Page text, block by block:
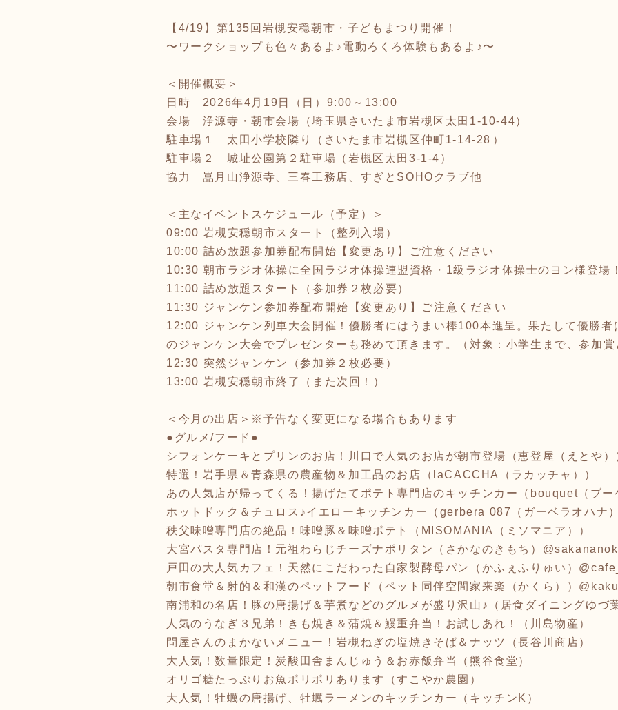
【4/19】第135回岩槻安穏朝市・子どもまつり開催！
〜ワークショップも色々あるよ♪電動ろくろ体験もあるよ♪〜
＜開催概要＞
日時 2026年4月19日（日）9:00～13:00
会場 浄源寺・朝市会場（埼玉県さいたま市岩槻区太田1-10-44）
駐車場１ 太田小学校隣り（さいたま市岩槻区仲町1-14-28⁡）
駐車場２ 城址公園第２駐車場（岩槻区太田3-1-4）
協力 嵓月山浄源寺、三春工務店、すぎとSOHOクラブ他
＜主なイベントスケジュール（予定）＞
09:00 岩槻安穏朝市スタート（整列入場）
10:00 詰め放題参加券配布開始【変更あり】ご注意ください
10:30 朝市ラジオ体操に全国ラジオ体操連盟資格・1級ラジオ体操士のヨン様登場
11:00 詰め放題スタート（参加券２枚必要）
11:30 ジャンケン参加券配布開始【変更あり】ご注意ください
12:00 ジャンケン列車大会開催！優勝者にはうまい棒100本進呈。果たして優勝
のジャンケン大会でプレゼンターも務めて頂きます。（対象：小学生まで、参加
12:30 突然ジャンケン（参加券２枚必要）
13:00 岩槻安穏朝市終了（また次回！）
＜今月の出店＞※予告なく変更になる場合もあります
●グルメ/フード●
シフォンケーキとプリンのお店！川口で人気のお店が朝市登場（恵登屋（えとや）
特選！岩手県＆青森県の農産物＆加工品のお店（laCACCHA（ラカッチャ））
あの人気店が帰ってくる！揚げたてポテト専門店のキッチンカー（bouquet（ブー
ホットドック＆チュロス♪イエローキッチンカー（gerbera 087（ガーベラオハナ
秩父味噌専門店の絶品！味噌豚＆味噌ポテト（MISOMANIA（ミソマニア））
大宮パスタ専門店！元祖わらじチーズナポリタン（さかなのきもち）
戸田の大人気カフェ！天然にこだわった自家製酵母パン（かふぇふりゅい）
朝市食堂＆射的＆和漢のペットフード（ペット同伴空間家来楽（かくら））
南浦和の名店！豚の唐揚げ＆芋煮などのグルメが盛り沢山♪（居食ダイニングゆづ
人気のうなぎ３兄弟！きも焼き＆蒲焼＆鰻重弁当！お試しあれ！（川島物産）
問屋さんのまかないメニュー！岩槻ねぎの塩焼きそば＆ナッツ（長谷川商店）
大人気！数量限定！炭酸田舎まんじゅう＆お赤飯弁当（熊谷食堂）
オリゴ糖たっぷりお魚ポリポリあります（すこやか農園）
大人気！牡蠣の唐揚げ、牡蠣ラーメンのキッチンカー（キッチンK）